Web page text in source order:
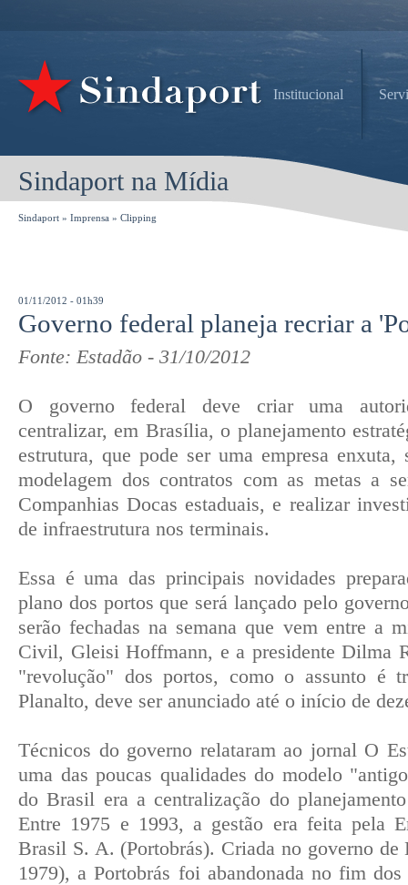
Institucional
Sindaport na Mídia
Sindaport » Imprensa » Clipping
01/11/2012 - 01h39
Governo federal planeja recriar a
Fonte: Estadão - 31/10/2012
O governo federal deve criar uma
centralizar, em Brasília, o planejamento
estrutura, que pode ser uma empresa enxuta,
modelagem dos contratos com as metas a
Companhias Docas estaduais, e realizar
de infraestrutura nos terminais.
Essa é uma das principais novidades
plano dos portos que será lançado pelo
serão fechadas na semana que vem entre a
Civil, Gleisi Hoffmann, e a presidente Dilma
"revolução" dos portos, como o assunto é
Planalto, deve ser anunciado até o início de
Técnicos do governo relataram ao jornal O
uma das poucas qualidades do modelo
do Brasil era a centralização do
Entre 1975 e 1993, a gestão era feita pela
Brasil S. A. (Portobrás). Criada no governo de
1979), a Portobrás foi abandonada no fim